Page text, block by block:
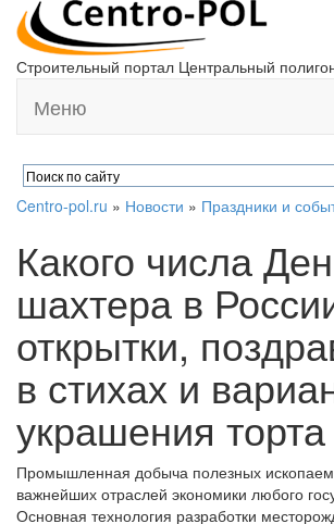
Строительный портал Центральный
Меню
Centro-pol.ru » Новости » Праздники и
Какого числа
шахтера в
открытки,
в стихах и
украшения торта
Промышленная добыча полезных
важнейших отраслей экономики любого
Основная технология разработки